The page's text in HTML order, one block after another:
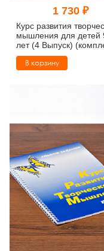
1 730 ₽
Курс развития
мышления для детей
лет (4 Выпуск)
ученика)
В корзину